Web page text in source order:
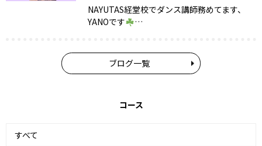
NAYUTAS経堂校でダンス講師務めてます、
YANOです
…
ブログ一覧
コース
すべて